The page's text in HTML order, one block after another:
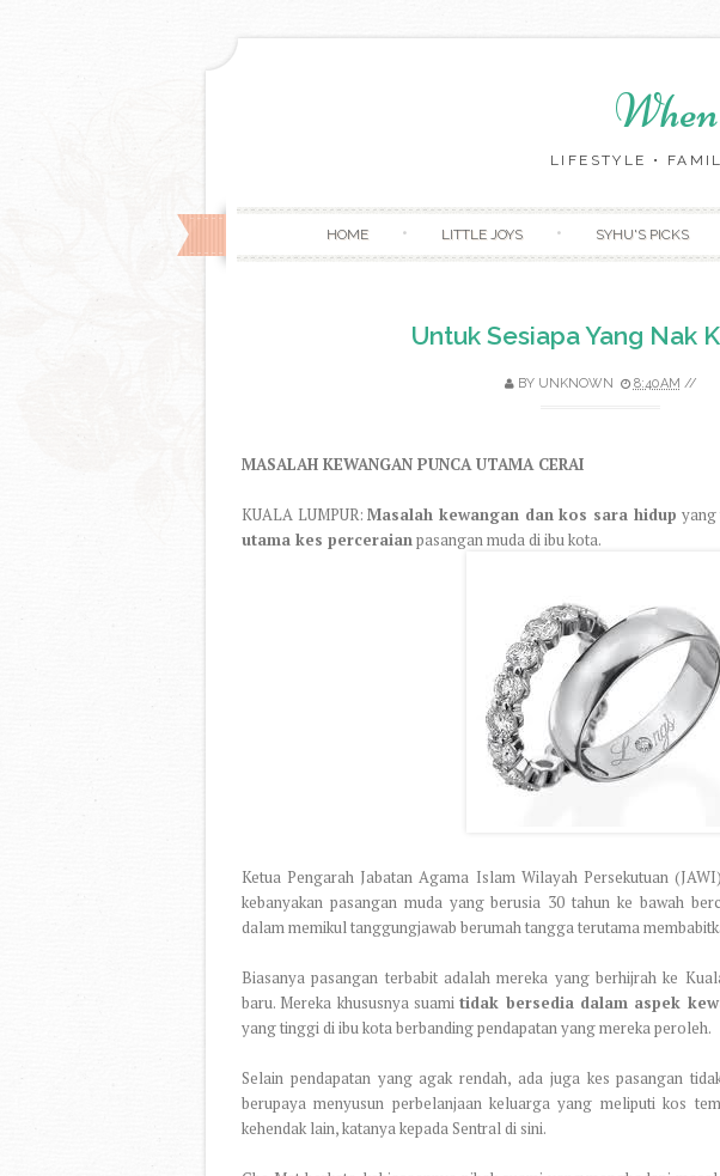
LIFESTYLE •
HOME LITTLE JOYS SYHU'S PICKS
Untuk Sesiapa Yang Nak
BY UNKNOWN 8:40 AM //
MASALAH KEWANGAN PUNCA UTAMA CERAI
KUALA LUMPUR:Masalah kewangan dan kos sara hidup
utama kes perceraianpasangan muda di ibu kota.
Ketua Pengarah Jabatan Agama Islam Wilayah Persekutuan
kebanyakan pasangan muda yang berusia 30 tahun ke bawah
dalam memikul tanggungjawab berumah tangga terutama
Biasanya pasangan terbabit adalah mereka yang berhijrah ke
baru. Mereka khususnya suamitidak bersedia dalam aspek
yang tinggi di ibu kota berbanding pendapatan yang mereka peroleh.
Selain pendapatan yang agak rendah, ada juga kes pasangan
berupaya menyusun perbelanjaan keluarga yang meliputi kos
kehendak lain, katanya kepada Sentral di sini.